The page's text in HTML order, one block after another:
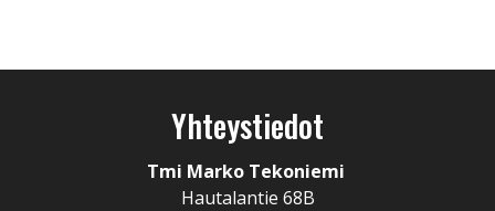
Yhteystiedot
Tmi Marko Tekoniemi
Hautalantie 68B